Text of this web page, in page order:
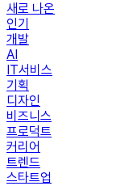
새로 나온
인기
개발
AI
IT서비스
기획
디자인
비즈니스
프로덕트
커리어
트렌드
스타트업